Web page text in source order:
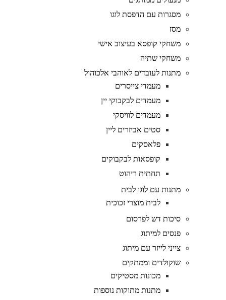
מסגרות עם הדפסת לוגו
מסז
משחקי קופסא בעיצוב אישי
משחקי שתיה
מתנות לעובדים לאוהבי אלכוהול
מעמדי צייסרים
מעמדים לבקבוקי יין
מעמדים לוויסקי
סטים אביזרים ליין
פלאסקים
קופסאות לבקבוקים
תחתית ריהוט
מתנות עם לוגו לבית
לבית מוצרי זכוכית
סיכות דש לפרסום
פנסים למיתוג
צייני לייזר עם מיתוג
שוקולדים וממתקים
מכונות מסטיקים
מתנות מתוקות נוספות